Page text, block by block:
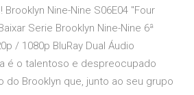
Nine-Nine S06E04 "Four
Serie Brooklyn Nine-Nine 6ª
/ 1080p BluRay Dual Áudio
é o talentoso e despreocupado
do Brooklyn que, junto ao seu grupo